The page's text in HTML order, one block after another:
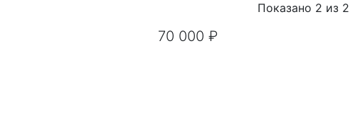
Показано 2 из 2
70 000 ₽